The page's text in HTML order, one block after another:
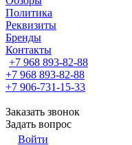
Политика
Реквизиты
Бренды
Контакты
+7 968 893-82-88
+7 968 893-82-88
+7 906-731-15-33
Заказать звонок
Задать вопрос
Войти